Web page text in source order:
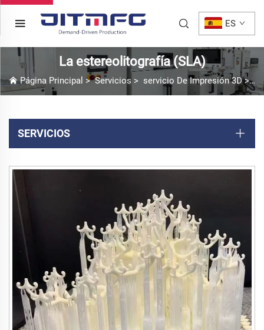
ES
La estereolitografía (SLA)
Página Principal >Servicios > servicio De Impresión 3D>
SERVICIOS